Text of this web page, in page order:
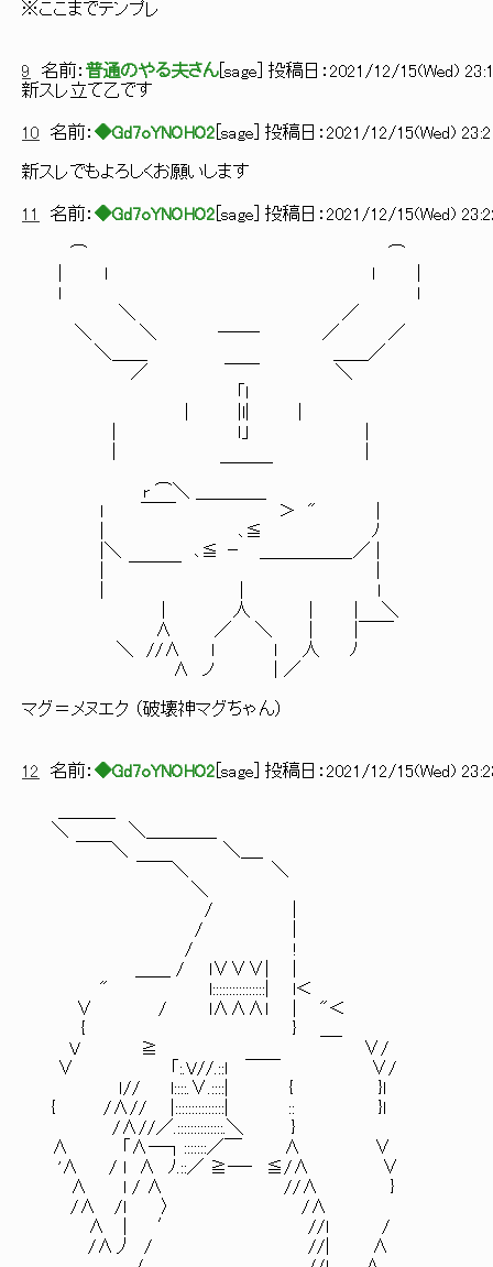
※ここまでテンプレ
9 名前： 普通のやる夫さん sage ] 投稿日： 2021/12/15(Wed)
新スレ立て乙です
10 名前： ◆Gd7oYNOHO2 sage ] 投稿日： 2021/12/15(Wed)
新スレでもよろしくお願いします
11 名前： ◆Gd7oYNOHO2 sage ] 投稿日： 2021/12/15(Wed)
＼ ／
＼ ＼ ――‐ ／ ／
＼＿＿ ＿＿／
／ ￣￣ ＼
「l
r ⌒＼ ＿＿＿＿
ｌ ￣￣ ＞ " |
| ､≦ ﾉ
|＼ ､≦ － ＿＿＿＿＿_／ |
｜ 人 | | ＼
∧ ／ ＼ | |￣￣
＼ //∧ l ｌ 人 ﾉ
∧ ノ | ／
マグ＝メヌエク （破壊神マグちゃん）
12 名前： ◆Gd7oYNOHO2 sage ] 投稿日： 2021/12/15(Wed)
＼ ＼＿＿＿＿
￣￣＼ ＼＿_
￣￣＼ ＼
＼
/ ｜
/ |
/ !
＿＿ / l∨∨∨| |
" l::::::::::::::::| l＜
∨ / l∧∧∧l | "＜
{ } ＿_
V ≧ ∨/
∨ 「:.V//.::l ￣￣ ∨/
ｌ// l::::.∨.::::| { }l
{ /∧// |:::::::::::::::| :: }l
/∧//／.::::::::::::::.＼ }
∧ 「∧―┐:::::::／￣ ∧ ∨
'∧ / l ∧ ﾉ.::／ ≧―‐ ≦/∧ ∨
∧ l / ∧ //∧ }
/∧ /l 〉 /∧
∧ | ′ //l /
/∧丿 / //| ∧